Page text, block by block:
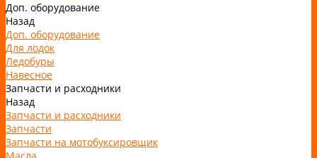
Доп. оборудование
Назад
Доп. оборудование
Для лодок
Ледобуры
Навесное
Запчасти и расходники
Назад
Запчасти и расходники
Запчасти
Запчасти на мотобуксировщик
Масла